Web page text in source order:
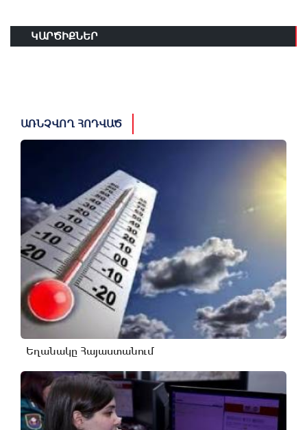
ԿԱՐԾԻՔՆԵՐ
ԱՌՆՉՎՈՂ ՀՈԴՎԱԾ
Եղանակը Հայաստանում